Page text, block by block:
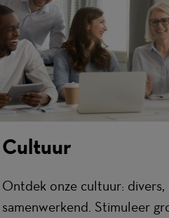
Cultuur
Ontdek onze cultuur: divers,
samenwerkend. Stimuleer